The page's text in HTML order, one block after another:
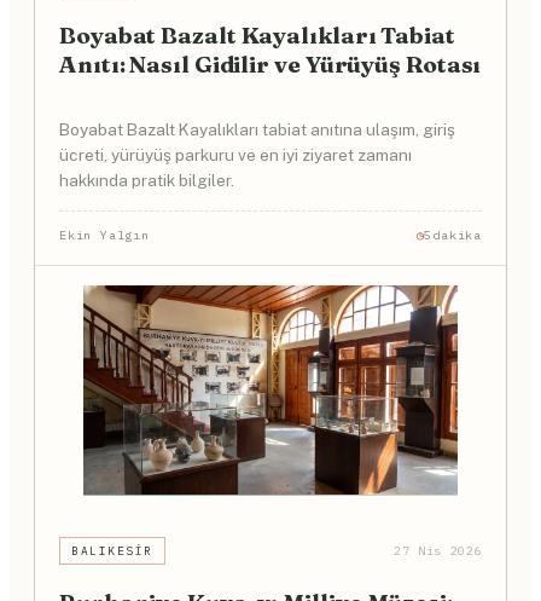
Boyabat Bazalt Kayalıkları Tabiat
Anıtı: Nasıl Gidilir ve Yürüyüş Rotası
Boyabat Bazalt Kayalıkları tabiat anıtına ulaşım, giriş
ücreti, yürüyüş parkuru ve en iyi ziyaret zamanı
hakkında pratik bilgiler.
Ekin Yalgın 5dakika
BALIKESIR 27 Nis 2026